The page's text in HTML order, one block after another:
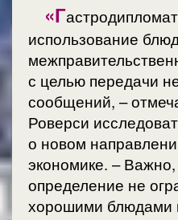
«Г
использование
с целью передачи
сообщений, –
Роверси
о новом
экономике. – Важно,
определение не
хорошими блюдами